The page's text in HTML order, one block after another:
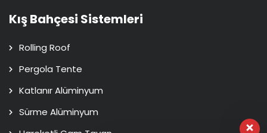
Kış Bahçesi Sistemleri
Rolling Roof
Pergola Tente
Katlanır Alüminyum
Sürme Alüminyum